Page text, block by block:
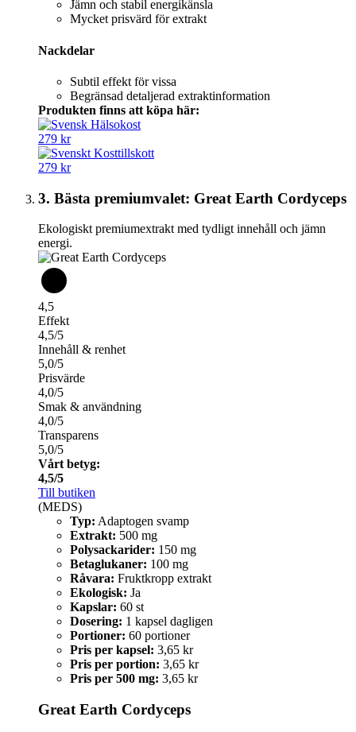
Jämn och stabil energikänsla
Mycket prisvärd för extrakt
Nackdelar
Subtil effekt för vissa
Begränsad detaljerad extraktinformation
Produkten finns att köpa här:
279 kr
279 kr
3. Bästa premiumvalet: Great Earth Cordyceps
Ekologiskt premiumextrakt med tydligt innehåll och jämn
energi.
4,5
Effekt
4,5/5
Innehåll & renhet
5,0/5
Prisvärde
4,0/5
Smak & användning
4,0/5
Transparens
5,0/5
Vårt betyg:
4,5/5
Till butiken
(MEDS)
Typ: Adaptogen svamp
Extrakt: 500 mg
Polysackarider: 150 mg
Betaglukaner: 100 mg
Råvara: Fruktkropp extrakt
Ekologisk: Ja
Kapslar: 60 st
Dosering: 1 kapsel dagligen
Portioner: 60 portioner
Pris per kapsel: 3,65 kr
Pris per portion: 3,65 kr
Pris per 500 mg: 3,65 kr
Great Earth Cordyceps